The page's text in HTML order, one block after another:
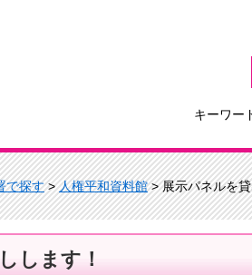
キーワー
で探す>人権平和資料館> 展示パネルを
します！